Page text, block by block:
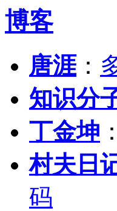
博客
唐涯：
知识分
丁金坤 ：
村夫日
码